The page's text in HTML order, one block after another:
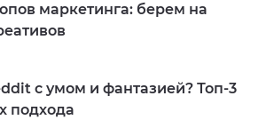
маркетинга: берем на
с умом и фантазией? Топ-3
подхода